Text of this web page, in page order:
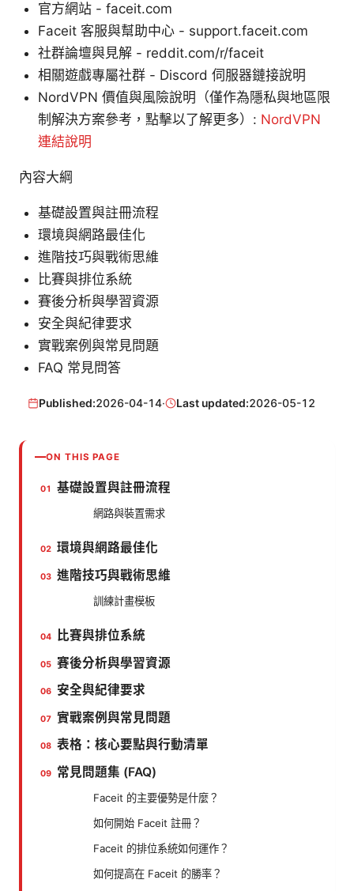
官方網站 - faceit.com
Faceit 客服與幫助中心 - support.faceit.com
社群論壇與見解 - reddit.com/r/faceit
相關遊戲專屬社群 - Discord 伺服器鏈接說明
NordVPN 價值與風險說明（僅作為隱私與地區限
制解決方案參考，點擊以了解更多）: NordVPN
連結說明
內容大綱
基礎設置與註冊流程
環境與網路最佳化
進階技巧與戰術思維
比賽與排位系統
賽後分析與學習資源
安全與紀律要求
實戰案例與常見問題
FAQ 常見問答
Published:2026-04-14· Last updated:2026-05-12
ON THIS PAGE
基礎設置與註冊流程
網路與裝置需求
環境與網路最佳化
進階技巧與戰術思維
訓練計畫模板
比賽與排位系統
賽後分析與學習資源
安全與紀律要求
實戰案例與常見問題
表格：核心要點與行動清單
常見問題集 (FAQ)
Faceit 的主要優勢是什麼？
如何開始 Faceit 註冊？
Faceit 的排位系統如何運作？
如何提高在 Faceit 的勝率？